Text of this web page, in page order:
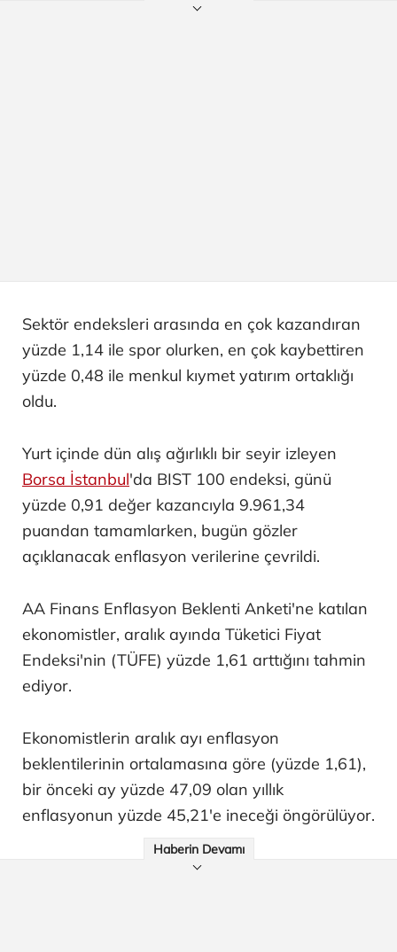
Sektör endeksleri arasında en çok kazandıran
yüzde 1,14 ile spor olurken, en çok kaybettiren
yüzde 0,48 ile menkul kıymet yatırım ortaklığı
oldu.
Yurt içinde dün alış ağırlıklı bir seyir izleyen
Borsa İstanbul'da BIST 100 endeksi, günü
yüzde 0,91 değer kazancıyla 9.961,34
puandan tamamlarken, bugün gözler
açıklanacak enflasyon verilerine çevrildi.
AA Finans Enflasyon Beklenti Anketi'ne katılan
ekonomistler, aralık ayında Tüketici Fiyat
Endeksi'nin (TÜFE) yüzde 1,61 arttığını tahmin
ediyor.
Ekonomistlerin aralık ayı enflasyon
beklentilerinin ortalamasına göre (yüzde 1,61),
bir önceki ay yüzde 47,09 olan yıllık
enflasyonun yüzde 45,21'e ineceği öngörülüyor.
Haberin Devamı